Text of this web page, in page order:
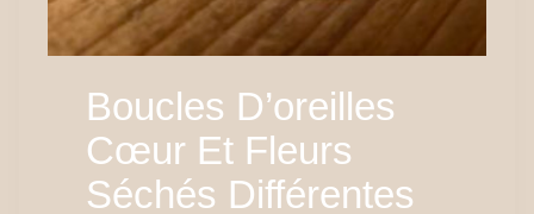
Boucles D’oreilles
Cœur Et Fleurs
Séchés Différentes